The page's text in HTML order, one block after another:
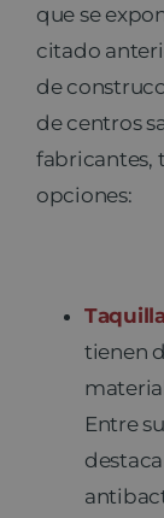
que se
citado
de
de centros
fabricantes,
opciones:
tienen
Entre